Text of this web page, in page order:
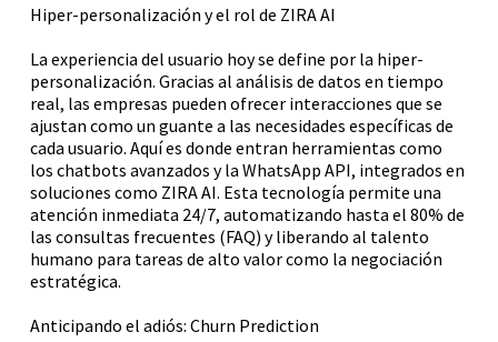
Hiper-personalización y el rol de ZIRA AI
La experiencia del usuario hoy se define por la hiper-
personalización. Gracias al análisis de datos en tiempo
real, las empresas pueden ofrecer interacciones que se
ajustan como un guante a las necesidades específicas de
cada usuario. Aquí es donde entran herramientas como
los chatbots avanzados y la WhatsApp API, integrados en
soluciones como ZIRA AI. Esta tecnología permite una
atención inmediata 24/7, automatizando hasta el 80% de
las consultas frecuentes (FAQ) y liberando al talento
humano para tareas de alto valor como la negociación
estratégica.
Anticipando el adiós: Churn Prediction